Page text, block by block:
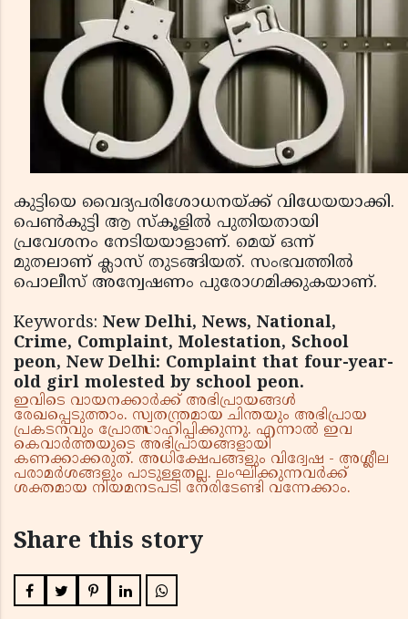
കുട്ടിയെ വൈദ്യപരിശോധനയ്ക്ക് വിധേയയാക്കി.
പെണ്‍കുട്ടി ആ സ്‌കൂളില്‍ പുതിയതായി
പ്രവേശനം നേടിയയാളാണ്. മെയ് ഒന്ന്
മുതലാണ് ക്ലാസ് തുടങ്ങിയത്. സംഭവത്തില്‍
പൊലീസ് അന്വേഷണം പുരോഗമിക്കുകയാണ്.
Keywords: New Delhi, News, National,
Crime, Complaint, Molestation, School
peon, New Delhi: Complaint that four-year-
old girl molested by school peon.
ഇവിടെ വായനക്കാർക്ക് അഭിപ്രായങ്ങൾ
രേഖപ്പെടുത്താം. സ്വതന്ത്രമായ ചിന്തയും അഭിപ്രായ
പ്രകടനവും പ്രോത്സാഹിപ്പിക്കുന്നു. എന്നാൽ ഇവ
കെവാർത്തയുടെ അഭിപ്രായങ്ങളായി
കണക്കാക്കരുത്. അധിക്ഷേപങ്ങളും വിദ്വേഷ - അശ്ലീല
പരാമർശങ്ങളും പാടുള്ളതല്ല. ലംഘിക്കുന്നവർക്ക്
ശക്തമായ നിയമനടപടി നേരിടേണ്ടി വന്നേക്കാം.
Share this story